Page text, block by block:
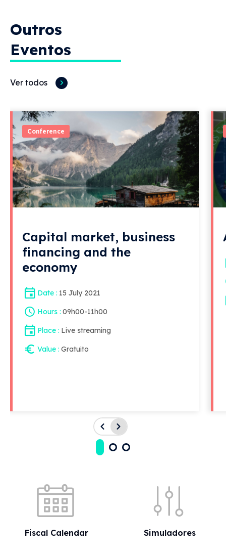
Outros
Eventos
Ver todos
Conference
Capital market, business
financing and the
economy
Date 15 July 2021
Hours 09h00-11h00
Place Live streaming
Value Gratuito
Fiscal Calendar Simuladores